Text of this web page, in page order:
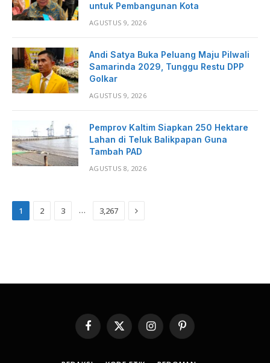
untuk Pembangunan Kota
AGUSTUS 9, 2026
Andi Satya Buka Peluang Maju Pilwali
Samarinda 2029, Tunggu Restu DPP
Golkar
AGUSTUS 9, 2026
Pemprov Kaltim Siapkan 250 Hektare
Lahan di Teluk Balikpapan Guna
Tambah PAD
AGUSTUS 8, 2026
1 2 3 … 3,267 Next
Facebook
X
(Twitter)
InstagramPinterest